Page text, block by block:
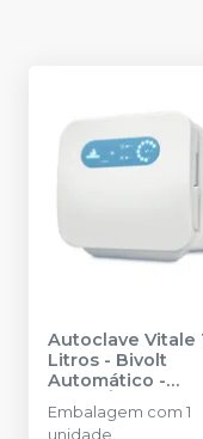
Autoclave Vitale
Litros - Bivolt
Automático -
CRISTÓFOLI
Embalagem com 1
unidade.